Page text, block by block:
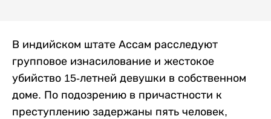
В индийском штате Ассам расследуют
групповое изнасилование и жестокое
убийство 15-летней девушки в собственном
доме. По подозрению в причастности к
преступлению задержаны пять человек,